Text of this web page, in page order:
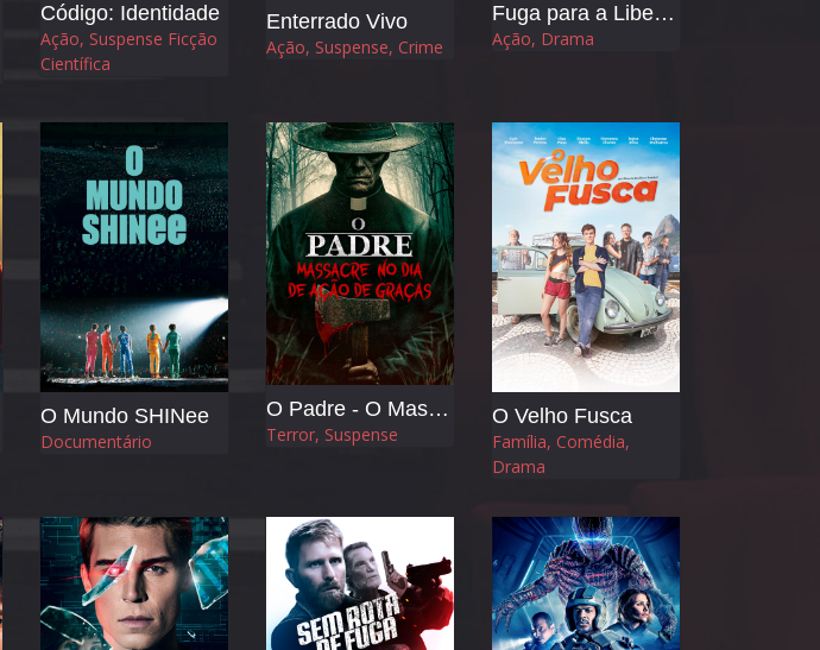
Código: Identidade
Ação, Suspense Ficção
Científica
Enterrado Vivo
Ação, Suspense, Crime
Fuga para a Liberdade
Ação, Drama
O Mundo SHINee
Documentário
O Padre - O Massacre no Dia de Ação de Graças
Terror, Suspense
O Velho Fusca
Família, Comédia,
Drama